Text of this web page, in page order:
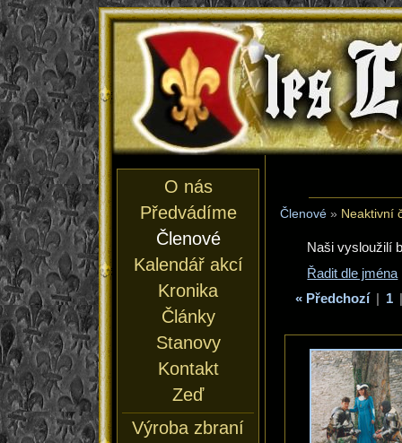
les
Členové » Neaktivní
Naši vysloužilí
Řadit dle jména
« Předchozí | 1
O nás
Předvádíme
Členové
Kalendář akcí
Kronika
Články
Stanovy
Kontakt
Zeď
Výroba zbraní